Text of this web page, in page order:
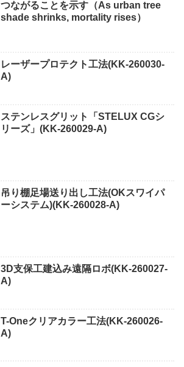
つながることを示す（As urban tree
shade shrinks, mortality rises）
レーザープロテクト⼯法(KK-260030-
A)
ステンレスグリット「STELUX CGシ
リーズ」(KK-260029-A)
吊り棚足場送り出し工法(OKスワイパ
ーシステム)(KK-260028-A)
3D支保工建込み遠隔ロボ(KK-260027-
A)
T-Oneクリアカラー工法(KK-260026-
A)